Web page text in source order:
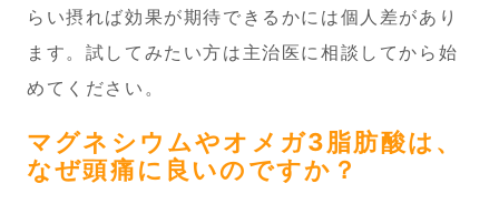
らい摂れば効果が期待できるかには個人差があり
ます。試してみたい方は主治医に相談してから始
めてください。
マグネシウムやオメガ3脂肪酸は、
なぜ頭痛に良いのですか？